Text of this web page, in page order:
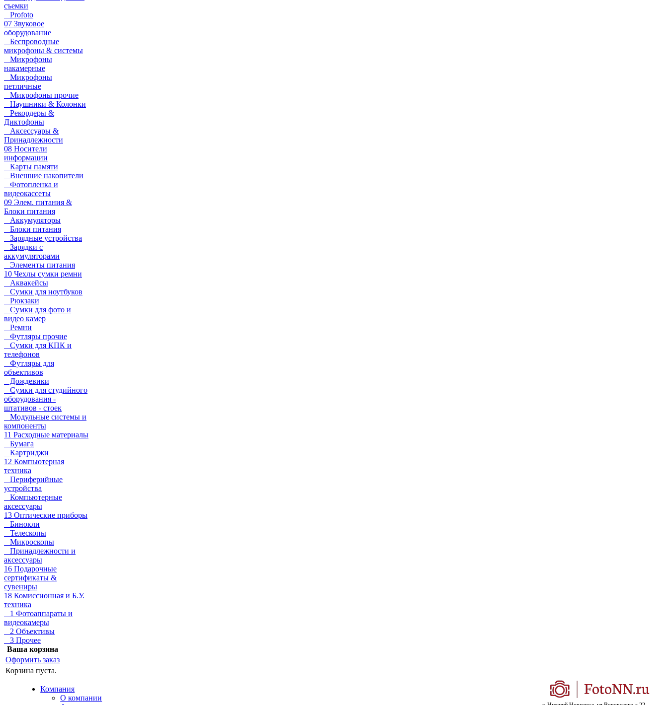
съемки
Profoto
07 Звуковое
оборудование
Беспроводные
микрофоны & системы
Микрофоны
накамерные
Микрофоны
петличные
Микрофоны прочие
Наушники & Колонки
Рекордеры &
Диктофоны
Аксессуары &
Принадлежности
08 Носители
информации
Карты памяти
Внешние накопители
Фотопленка и
видеокассеты
09 Элем. питания &
Блоки питания
Аккумуляторы
Блоки питания
Зарядные устройства
Зарядки с
аккумуляторами
Элементы питания
10 Чехлы сумки ремни
Аквакейсы
Сумки для ноутбуков
Рюкзаки
Сумки для фото и
видео камер
Ремни
Футляры прочие
Сумки для КПК и
телефонов
Футляры для
объективов
Дождевики
Сумки для студийного
оборудования -
штативов - стоек
Модульные системы и
компоненты
11 Расходные материалы
Бумага
Картриджи
12 Компьютерная
техника
Периферийные
устройства
Компьютерные
аксессуары
13 Оптические приборы
Бинокли
Телескопы
Микроскопы
Принадлежности и
аксессуары
16 Подарочные
сертификаты &
сувениры
18 Комиссионная и Б.У.
техника
1 Фотоаппараты и
видеокамеры
2 Объективы
3 Прочее
Ваша корзина
Оформить заказ
Корзина пуста.
Компания
О компании